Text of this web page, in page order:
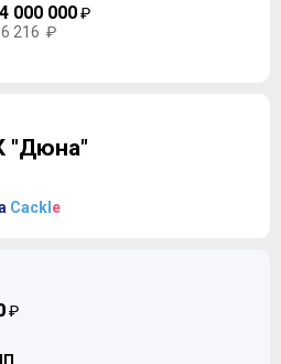
000 000₽
216 ₽
"Дюна"
Cackl e
₽